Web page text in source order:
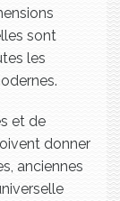
sont
les
et de
donner
anciennes